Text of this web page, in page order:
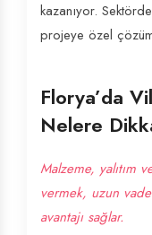
kazanıyor.
projeye özel
Florya’da
Nelere
Malzeme, yalıtım
vermek, uzun
avantajı sağlar.